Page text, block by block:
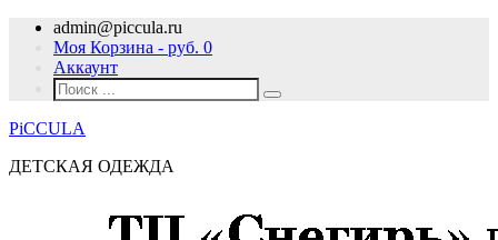
admin@piccula.ru
Моя Корзина - руб. 0
Аккаунт
PiCCULA
ДЕТСКАЯ ОДЕЖДА